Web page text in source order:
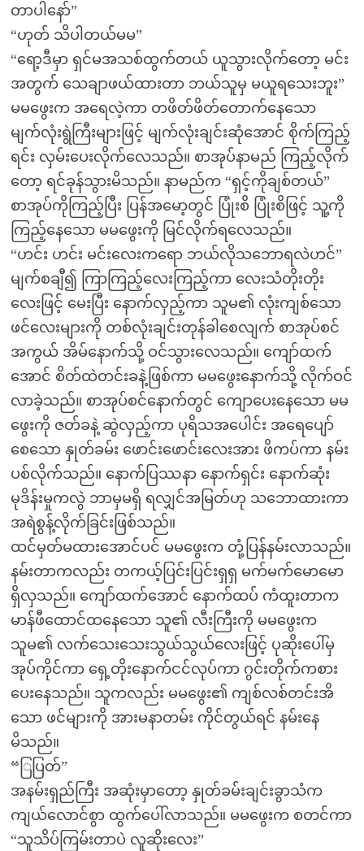
တာပါနော်”
“ဟုတ် သိပါတယ်မမ”
“ရော့ဒီမှာ ရှင်မအသစ်ထွက်တယ် ယူသွားလိုက်တော့ မင်း
အတွက် သေချာဖယ်ထားတာ ဘယ်သူမှ မယူရသေးဘူး”
မမဖွေးက အရေလဲ့ကာ တဖိတ်ဖိတ်တောက်နေသော
မျက်လုံးရွဲကြီးများဖြင့် မျက်လုံးချင်းဆုံအောင် စိုက်ကြည့်
ရင်း လှမ်းပေးလိုက်လေသည်။ စာအုပ်နာမည် ကြည့်လိုက်
တော့ ရင်ခုန်သွားမိသည်။ နာမည်က “ရှင့်ကိုချစ်တယ်”
စာအုပ်ကိုကြည့်ပြီး ပြန်အမော့တွင် ပြုံးစိ ပြုံးစိဖြင့် သူ့ကို
ကြည့်နေသော မမဖွေးကို မြင်လိုက်ရလေသည်။
“ဟင်း ဟင်း မင်းလေးကရော ဘယ်လိုသဘောရလဲဟင်”
မျက်စချီ၍ ကြာကြည့်လေးကြည့်ကာ လေးသံတိုးတိုး
လေးဖြင့် မေးပြီး နောက်လှည့်ကာ သူမ၏ လုံးကျစ်သော
ဖင်လေးများကို တစ်လုံးချင်းတုန်ခါစေလျက် စာအုပ်စင်
အကွယ် အိမ်နောက်သို့ ဝင်သွားလေသည်။ ကျော်ထက်
အောင် စိတ်ထဲတင်းခနဲ့ဖြစ်ကာ မမဖွေးနောက်သို့ လိုက်ဝင်
လာခဲ့သည်။ စာအုပ်စင်နောက်တွင် ကျောပေးနေသော မမ
ဖွေးကို ဇတ်ခနဲ့ ဆွဲလှည့်ကာ ပုရိသအပေါင်း အရေပျော်
စေသော နှုတ်ခမ်း ဖောင်းဖောင်းလေးအား ဖိကပ်ကာ နမ်း
ပစ်လိုက်သည်။ နောက်ပြဿနာ နောက်ရှင်း နောက်ဆုံး
မုဒိန်းမှုကလွဲ ဘာမှမရှိ ရလျှင်အမြတ်ဟု သဘောထားကာ
အရဲစွန့်လိုက်ခြင်းဖြစ်သည်။
ထင်မှတ်မထားအောင်ပင် မမဖွေးက တုံ့ပြန်နမ်းလာသည်။
နမ်းတာကလည်း တကယ့်ပြင်းပြင်းရှရှ မက်မက်မောမော
ရှိလှသည်။ ကျော်ထက်အောင် နောက်ထပ် ကံထူးတာက
မာန်ဖီထောင်ထနေသော သူ၏ လီးကြီးကို မမဖွေးက
သူမ၏ လက်သေးသေးသွယ်သွယ်လေးဖြင့် ပုဆိုးပေါ်မှ
အုပ်ကိုင်ကာ ရှေ့တိုးနောက်ငင်လုပ်ကာ ဂွင်းတိုက်ကစား
ပေးနေသည်။ သူကလည်း မမဖွေး၏ ကျစ်လစ်တင်းအိ
သော ဖင်များကို အားမနာတမ်း ကိုင်တွယ်ရင် နမ်းနေ
မိသည်။
“ြပြတ်”
အနမ်းရှည်ကြီး အဆုံးမှာတော့ နှုတ်ခမ်းချင်းခွာသံက
ကျယ်လောင်စွာ ထွက်ပေါ်လာသည်။ မမဖွေးက စတင်ကာ
“သူသိပ်ကြမ်းတာပဲ လူဆိုးလေး”